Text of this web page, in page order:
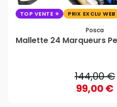
TOP VENTE PRIX EXCLU WEB
Posca
Mallette 24 Marqueurs
144,00 €
99,00 €